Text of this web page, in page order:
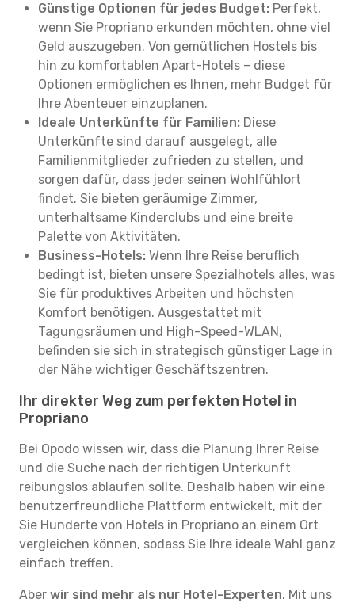
Günstige Optionen für jedes Budget: Perfekt,
wenn Sie Propriano erkunden möchten, ohne viel
Geld auszugeben. Von gemütlichen Hostels bis
hin zu komfortablen Apart-Hotels – diese
Optionen ermöglichen es Ihnen, mehr Budget für
Ihre Abenteuer einzuplanen.
Ideale Unterkünfte für Familien: Diese
Unterkünfte sind darauf ausgelegt, alle
Familienmitglieder zufrieden zu stellen, und
sorgen dafür, dass jeder seinen Wohlfühlort
findet. Sie bieten geräumige Zimmer,
unterhaltsame Kinderclubs und eine breite
Palette von Aktivitäten.
Business-Hotels: Wenn Ihre Reise beruflich
bedingt ist, bieten unsere Spezialhotels alles, was
Sie für produktives Arbeiten und höchsten
Komfort benötigen. Ausgestattet mit
Tagungsräumen und High-Speed-WLAN,
befinden sie sich in strategisch günstiger Lage in
der Nähe wichtiger Geschäftszentren.
Ihr direkter Weg zum perfekten Hotel in
Propriano
Bei Opodo wissen wir, dass die Planung Ihrer Reise
und die Suche nach der richtigen Unterkunft
reibungslos ablaufen sollte. Deshalb haben wir eine
benutzerfreundliche Plattform entwickelt, mit der
Sie Hunderte von Hotels in Propriano an einem Ort
vergleichen können, sodass Sie Ihre ideale Wahl ganz
einfach treffen.
Aber wir sind mehr als nur Hotel-Experten. Mit uns